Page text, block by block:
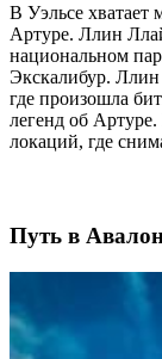
В Уэльсе хватает
Артуре. Ллин
национальном
Экскалибур. Ллин
где произошла
легенд об
локаций, где
Путь в